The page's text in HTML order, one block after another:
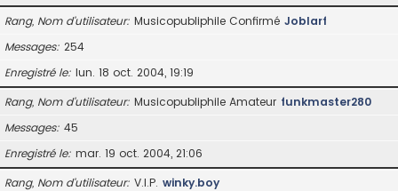
Rang, Nom d’utilisateur Musicopubliphile Confirmé Joblarf
Messages 254
Enregistré le lun. 18 oct. 2004, 19:19
Rang, Nom d’utilisateur Musicopubliphile Amateur funkmaster280
Messages 45
Enregistré le mar. 19 oct. 2004, 21:06
Rang, Nom d’utilisateur V.I.P. winky.boy